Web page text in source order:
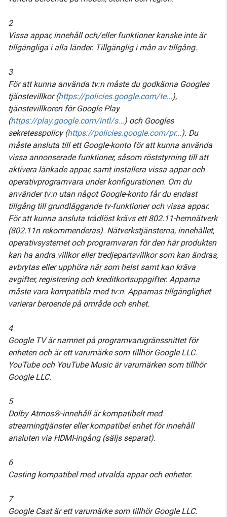
2
Vissa appar, innehåll och/eller funktioner kanske inte är
tillgängliga i alla länder. Tillgänglig i mån av tillgång.
3
För att kunna använda tv:n måste du godkänna Googles
tjänstevillkor (https://policies.google.com/te...),
tjänstevillkoren för Google Play
(https://play.google.com/intl/s...) och Googles
sekretesspolicy (https://policies.google.com/pr...). Du
måste ansluta till ett Google-konto för att kunna använda
vissa annonserade funktioner, såsom röststyrning till att
aktivera länkade appar, samt installera vissa appar och
operativprogramvara under konfigurationen. Om du
använder tv:n utan något Google-konto får du endast
tillgång till grundläggande tv-funktioner och vissa appar.
För att kunna ansluta trådlöst krävs ett 802.11-hemnätverk
(802.11n rekommenderas). Nätverkstjänsterna, innehållet,
operativsystemet och programvaran för den här produkten
kan ha andra villkor eller tredjepartsvillkor som kan ändras,
avbrytas eller upphöra när som helst samt kan kräva
avgifter, registrering och kreditkortsuppgifter. Apparna
måste vara kompatibla med tv:n. Apparnas tillgänglighet
varierar beroende på område och enhet.
4
Google TV är namnet på programvarugränssnittet för
enheten och är ett varumärke som tillhör Google LLC.
YouTube och YouTube Music är varumärken som tillhör
Google LLC.
5
Dolby Atmos®-innehåll är kompatibelt med
streamingtjänster eller kompatibel enhet för innehåll
ansluten via HDMI-ingång (säljs separat).
6
Casting kompatibel med utvalda appar och enheter.
7
Google Cast är ett varumärke som tillhör Google LLC.